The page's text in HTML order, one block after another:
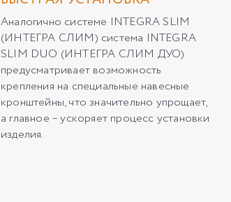
Аналогично системе INTEGRA SLIM
(ИНТЕГРА СЛИМ) система INTEGRA
SLIM DUO (ИНТЕГРА СЛИМ ДУО)
предусматривает возможность
крепления на специальные навесные
кронштейны, что значительно упрощает,
а главное – ускоряет процесс установки
изделия.